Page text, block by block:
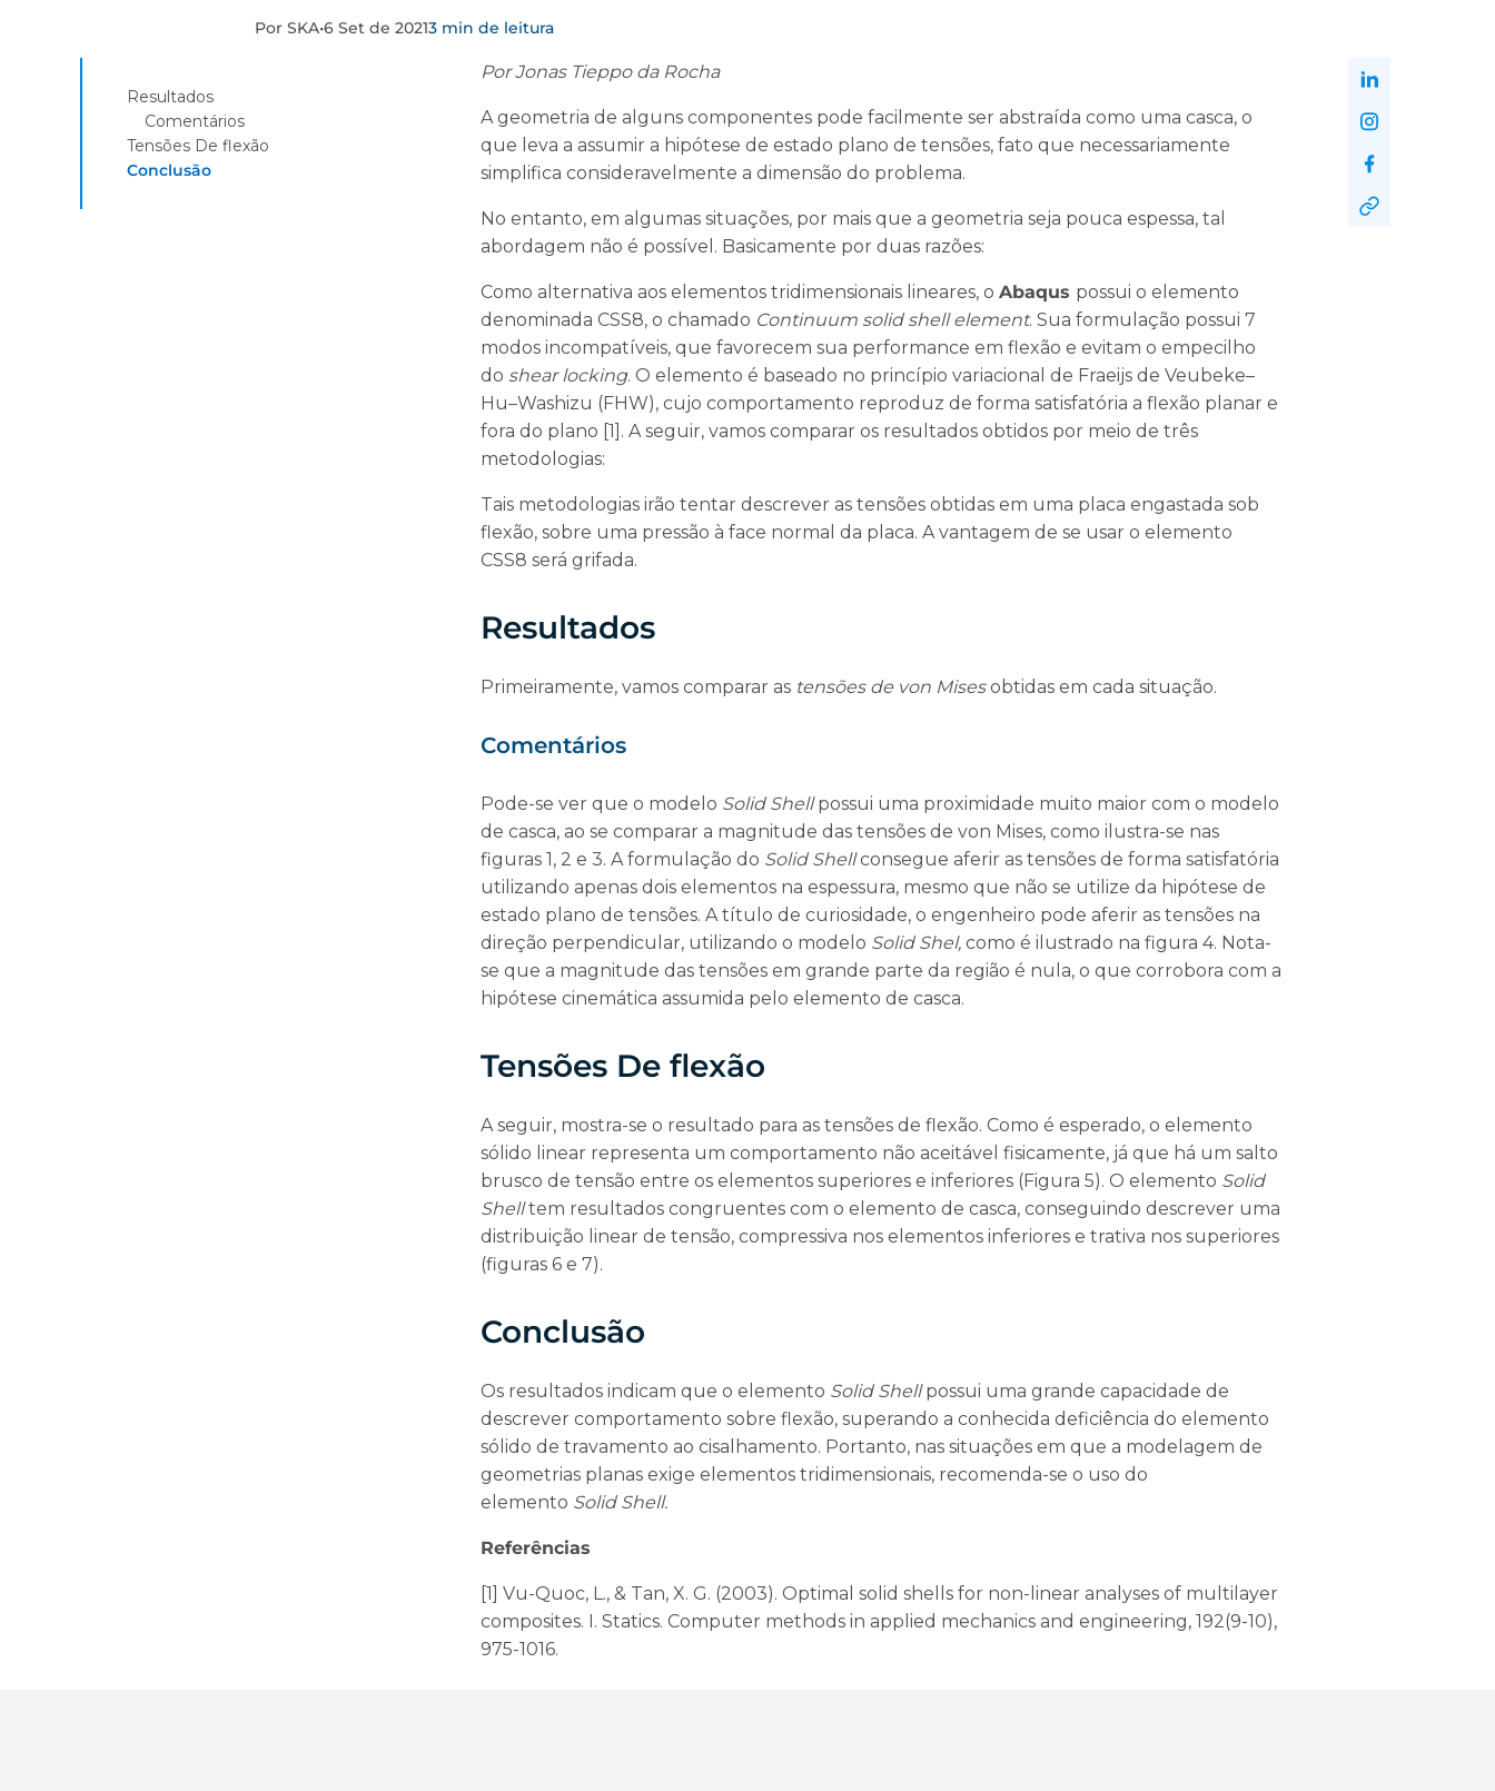
Por SKA•6 Set de 20213 min de leitura
Resultados
Comentários
Tensões De flexão
Conclusão
Por Jonas Tieppo da Rocha
A geometria de alguns componentes pode facilmente ser abstraída como uma casca, o
que leva a assumir a hipótese de estado plano de tensões, fato que necessariamente
simplifica consideravelmente a dimensão do problema.
No entanto, em algumas situações, por mais que a geometria seja pouca espessa, tal
abordagem não é possível. Basicamente por duas razões:
Como alternativa aos elementos tridimensionais lineares, o Abaqus possui o elemento
denominada CSS8, o chamado Continuum solid shell element. Sua formulação possui 7
modos incompatíveis, que favorecem sua performance em flexão e evitam o empecilho
do shear locking. O elemento é baseado no princípio variacional de Fraeijs de Veubeke–
Hu–Washizu (FHW), cujo comportamento reproduz de forma satisfatória a flexão planar e
fora do plano [1]. A seguir, vamos comparar os resultados obtidos por meio de três
metodologias:
Tais metodologias irão tentar descrever as tensões obtidas em uma placa engastada sob
flexão, sobre uma pressão à face normal da placa. A vantagem de se usar o elemento
CSS8 será grifada.
Resultados
Primeiramente, vamos comparar as tensões de von Misesobtidas em cada situação.
Comentários
Pode-se ver que o modelo Solid Shellpossui uma proximidade muito maior com o modelo
de casca, ao se comparar a magnitude das tensões de von Mises, como ilustra-se nas
figuras 1, 2 e 3. A formulação do Solid Shellconsegue aferir as tensões de forma satisfatória
utilizando apenas dois elementos na espessura, mesmo que não se utilize da hipótese de
estado plano de tensões. A título de curiosidade, o engenheiro pode aferir as tensões na
direção perpendicular, utilizando o modelo Solid Shel, como é ilustrado na figura 4. Nota-
se que a magnitude das tensões em grande parte da região é nula, o que corrobora com a
hipótese cinemática assumida pelo elemento de casca.
Tensões De flexão
A seguir, mostra-se o resultado para as tensões de flexão. Como é esperado, o elemento
sólido linear representa um comportamento não aceitável fisicamente, já que há um salto
brusco de tensão entre os elementos superiores e inferiores (Figura 5). O elemento Solid
Shelltem resultados congruentes com o elemento de casca, conseguindo descrever uma
distribuição linear de tensão, compressiva nos elementos inferiores e trativa nos superiores
(figuras 6 e 7).
Conclusão
Os resultados indicam que o elemento Solid Shellpossui uma grande capacidade de
descrever comportamento sobre flexão, superando a conhecida deficiência do elemento
sólido de travamento ao cisalhamento. Portanto, nas situações em que a modelagem de
geometrias planas exige elementos tridimensionais, recomenda-se o uso do
elemento Solid Shell.
Referências
[1] Vu-Quoc, L., & Tan, X. G. (2003). Optimal solid shells for non-linear analyses of multilayer
composites. I. Statics. Computer methods in applied mechanics and engineering, 192(9-10),
975-1016.